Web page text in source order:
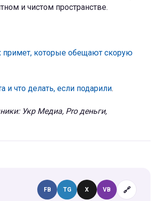
и чистом пространстве.
примет, которые обещают скорую
и что делать, если подарили.
Укр Медиа, Pro деньги,
FB TG X VB 🔗